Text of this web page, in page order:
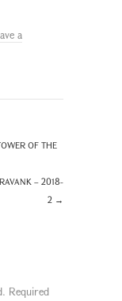
a
OF THE
– 2018-
2 →
Required